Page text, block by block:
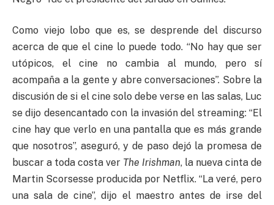
Como viejo lobo que es, se desprende del discurso
acerca de que el cine lo puede todo. “No hay que ser
utópicos, el cine no cambia al mundo, pero sí
acompaña a la gente y abre conversaciones”. Sobre la
discusión de si el cine solo debe verse en las salas, Luc
se dijo desencantado con la invasión del streaming: “El
cine hay que verlo en una pantalla que es más grande
que nosotros”, aseguró, y de paso dejó la promesa de
buscar a toda costa ver The Irishman, la nueva cinta de
Martin Scorsesse producida por Netflix. “La veré, pero
una sala de cine”, dijo el maestro antes de irse del